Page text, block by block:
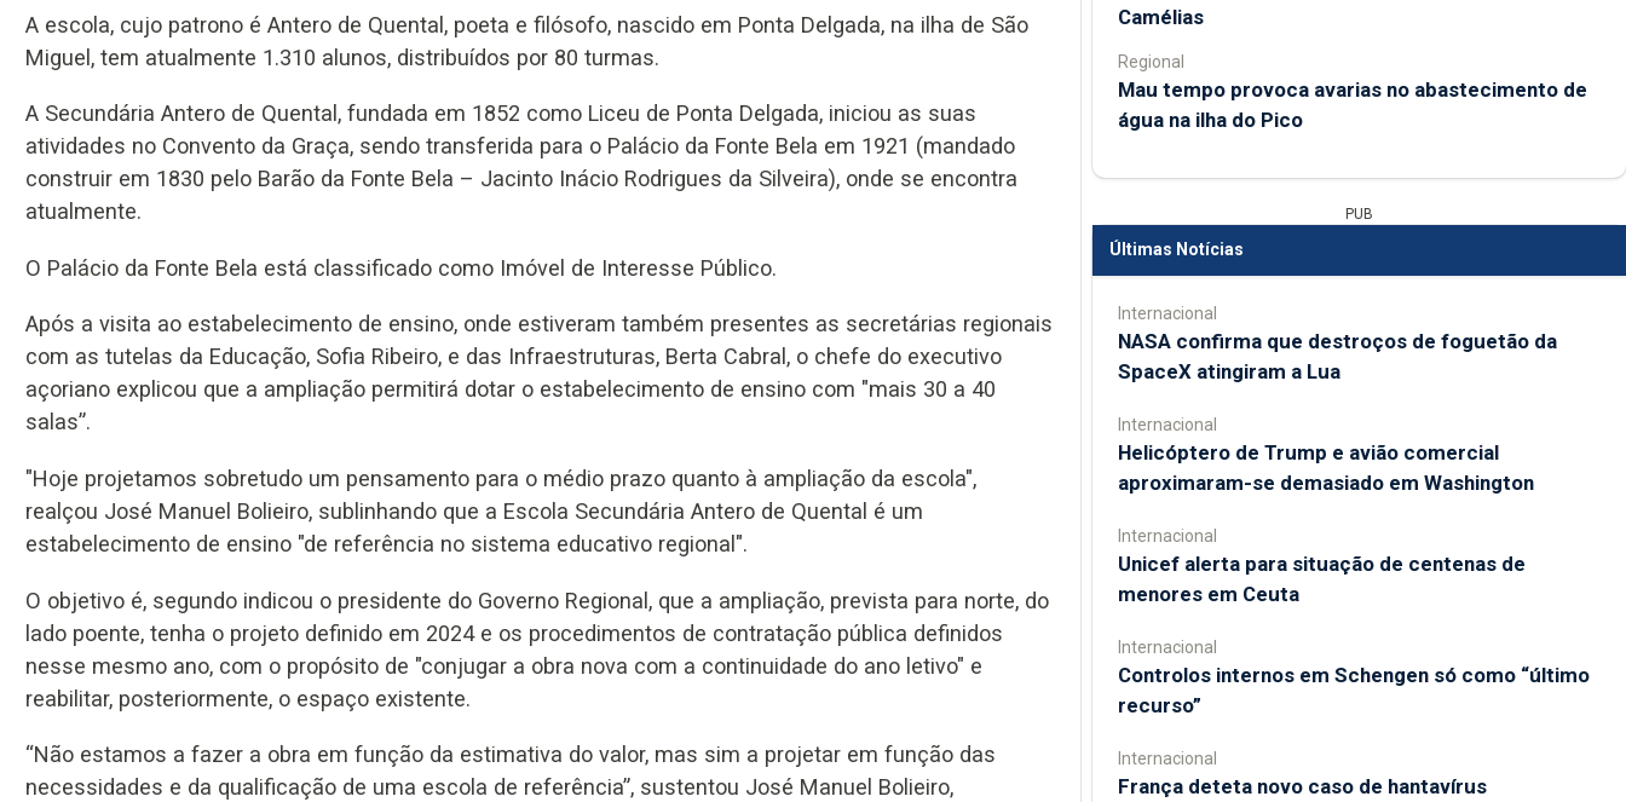
A escola, cujo patrono é Antero de Quental, poeta e filósofo, nascido em Ponta Delgada, na ilha de São
Miguel, tem atualmente 1.310 alunos, distribuídos por 80 turmas.
A Secundária Antero de Quental, fundada em 1852 como Liceu de Ponta Delgada, iniciou as suas
atividades no Convento da Graça, sendo transferida para o Palácio da Fonte Bela em 1921 (mandado
construir em 1830 pelo Barão da Fonte Bela – Jacinto Inácio Rodrigues da Silveira), onde se encontra
atualmente.
O Palácio da Fonte Bela está classificado como Imóvel de Interesse Público.
Após a visita ao estabelecimento de ensino, onde estiveram também presentes as secretárias regionais
com as tutelas da Educação, Sofia Ribeiro, e das Infraestruturas, Berta Cabral, o chefe do executivo
açoriano explicou que a ampliação permitirá dotar o estabelecimento de ensino com "mais 30 a 40
salas”.
"Hoje projetamos sobretudo um pensamento para o médio prazo quanto à ampliação da escola",
realçou José Manuel Bolieiro, sublinhando que a Escola Secundária Antero de Quental é um
estabelecimento de ensino "de referência no sistema educativo regional".
O objetivo é, segundo indicou o presidente do Governo Regional, que a ampliação, prevista para norte, do
lado poente, tenha o projeto definido em 2024 e os procedimentos de contratação pública definidos
nesse mesmo ano, com o propósito de "conjugar a obra nova com a continuidade do ano letivo" e
reabilitar, posteriormente, o espaço existente.
“Não estamos a fazer a obra em função da estimativa do valor, mas sim a projetar em função das
necessidades e da qualificação de uma escola de referência”, sustentou José Manuel Bolieiro,
Camélias
Regional
Mau tempo provoca avarias no abastecimento de
água na ilha do Pico
PUB
Últimas Notícias
Internacional
NASA confirma que destroços de foguetão da
SpaceX atingiram a Lua
Internacional
Helicóptero de Trump e avião comercial
aproximaram-se demasiado em Washington
Internacional
Unicef alerta para situação de centenas de
menores em Ceuta
Internacional
Controlos internos em Schengen só como “último
recurso”
Internacional
França deteta novo caso de hantavírus